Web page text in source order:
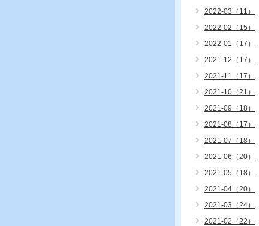
2022-03（11）
2022-02（15）
2022-01（17）
2021-12（17）
2021-11（17）
2021-10（21）
2021-09（18）
2021-08（17）
2021-07（18）
2021-06（20）
2021-05（18）
2021-04（20）
2021-03（24）
2021-02（22）